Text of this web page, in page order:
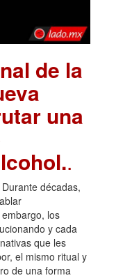
de la
una
.
décadas,
los
y cada
que les
el mismo ritual y
de una forma